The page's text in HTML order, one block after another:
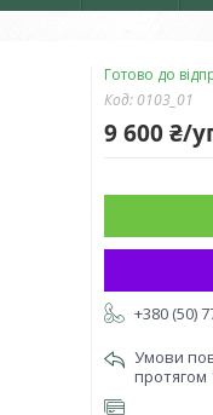
Готово до
Код: 0103_01
9 600 ₴/
+380 (50)
протягом